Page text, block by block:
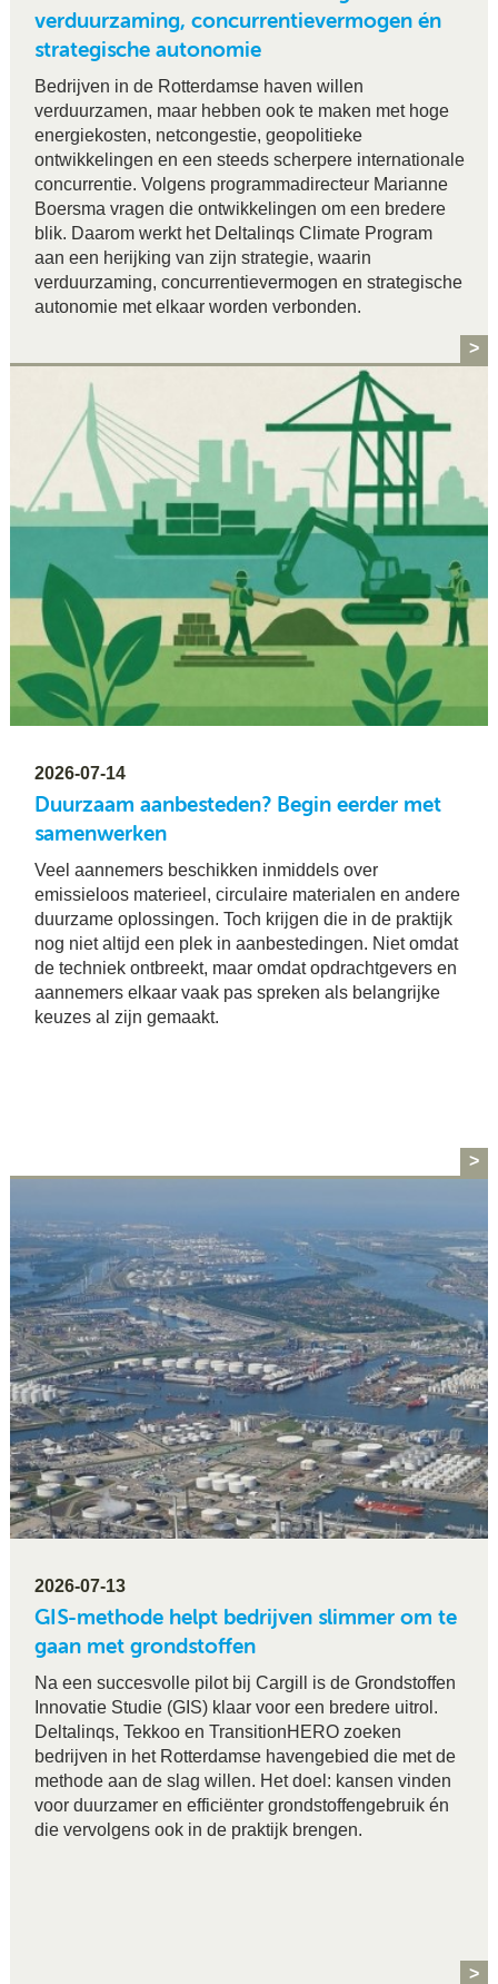
verduurzaming, concurrentievermogen én
strategische autonomie
Bedrijven in de Rotterdamse haven willen
verduurzamen, maar hebben ook te maken met hoge
energiekosten, netcongestie, geopolitieke
ontwikkelingen en een steeds scherpere internationale
concurrentie. Volgens programmadirecteur Marianne
Boersma vragen die ontwikkelingen om een bredere
blik. Daarom werkt het Deltalinqs Climate Program
aan een herijking van zijn strategie, waarin
verduurzaming, concurrentievermogen en strategische
autonomie met elkaar worden verbonden.
>
2026-07-14
Duurzaam aanbesteden? Begin eerder met
samenwerken
Veel aannemers beschikken inmiddels over
emissieloos materieel, circulaire materialen en andere
duurzame oplossingen. Toch krijgen die in de praktijk
nog niet altijd een plek in aanbestedingen. Niet omdat
de techniek ontbreekt, maar omdat opdrachtgevers en
aannemers elkaar vaak pas spreken als belangrijke
keuzes al zijn gemaakt.
>
2026-07-13
GIS-methode helpt bedrijven slimmer om te
gaan met grondstoffen
Na een succesvolle pilot bij Cargill is de Grondstoffen
Innovatie Studie (GIS) klaar voor een bredere uitrol.
Deltalinqs, Tekkoo en TransitionHERO zoeken
bedrijven in het Rotterdamse havengebied die met de
methode aan de slag willen. Het doel: kansen vinden
voor duurzamer en efficiënter grondstoffengebruik én
die vervolgens ook in de praktijk brengen.
>